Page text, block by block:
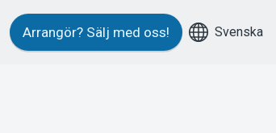
Arrangör? Sälj med oss! Svenska